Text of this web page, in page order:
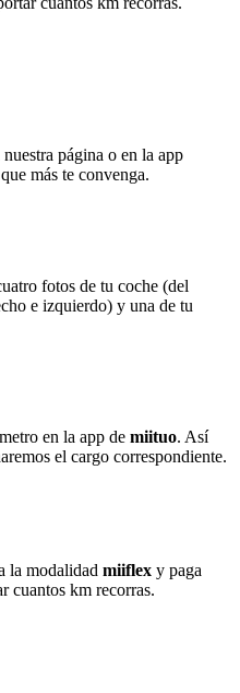
página o en la app
más te convenga.
fotos de tu coche (del
e izquierdo) y una de tu
en la app de miituo. Así
el cargo correspondiente.
la modalidad miiflex y paga
cuantos km recorras.